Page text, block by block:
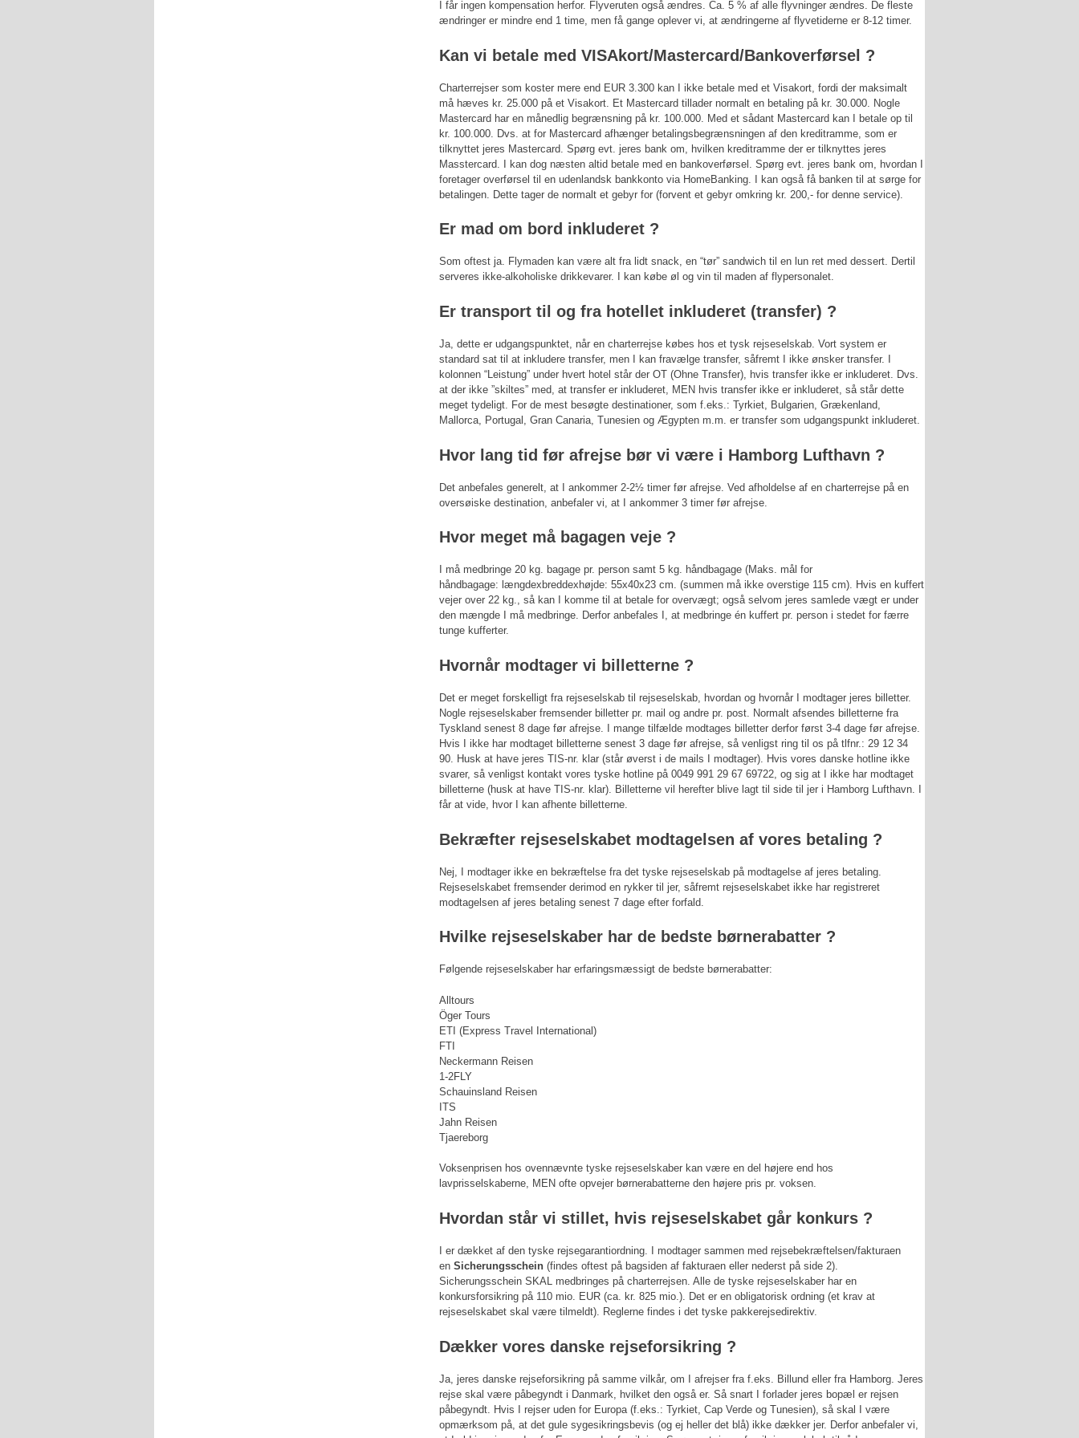
I får ingen kompensation herfor. Flyveruten også ændres. Ca. 5 % af alle flyvninger ændres. De fleste
ændringer er mindre end 1 time, men få gange oplever vi, at ændringerne af flyvetiderne er 8-12 timer.
Kan vi betale med VISAkort/Mastercard/Bankoverførsel ?
Charterrejser som koster mere end EUR 3.300 kan I ikke betale med et Visakort, fordi der maksimalt
må hæves kr. 25.000 på et Visakort. Et Mastercard tillader normalt en betaling på kr. 30.000. Nogle
Mastercard har en månedlig begrænsning på kr. 100.000. Med et sådant Mastercard kan I betale op til
kr. 100.000. Dvs. at for Mastercard afhænger betalingsbegrænsningen af den kreditramme, som er
tilknyttet jeres Mastercard. Spørg evt. jeres bank om, hvilken kreditramme der er tilknyttes jeres
Masstercard. I kan dog næsten altid betale med en bankoverførsel. Spørg evt. jeres bank om, hvordan I
foretager overførsel til en udenlandsk bankkonto via HomeBanking. I kan også få banken til at sørge for
betalingen. Dette tager de normalt et gebyr for (forvent et gebyr omkring kr. 200,- for denne service).
Er mad om bord inkluderet ?
Som oftest ja. Flymaden kan være alt fra lidt snack, en “tør” sandwich til en lun ret med dessert. Dertil
serveres ikke-alkoholiske drikkevarer. I kan købe øl og vin til maden af flypersonalet.
Er transport til og fra hotellet inkluderet (transfer) ?
Ja, dette er udgangspunktet, når en charterrejse købes hos et tysk rejseselskab. Vort system er
standard sat til at inkludere transfer, men I kan fravælge transfer, såfremt I ikke ønsker transfer. I
kolonnen “Leistung” under hvert hotel står der OT (Ohne Transfer), hvis transfer ikke er inkluderet. Dvs.
at der ikke ”skiltes” med, at transfer er inkluderet, MEN hvis transfer ikke er inkluderet, så står dette
meget tydeligt. For de mest besøgte destinationer, som f.eks.: Tyrkiet, Bulgarien, Grækenland,
Mallorca, Portugal, Gran Canaria, Tunesien og Ægypten m.m. er transfer som udgangspunkt inkluderet.
Hvor lang tid før afrejse bør vi være i Hamborg Lufthavn ?
Det anbefales generelt, at I ankommer 2-2½ timer før afrejse. Ved afholdelse af en charterrejse på en
oversøiske destination, anbefaler vi, at I ankommer 3 timer før afrejse.
Hvor meget må bagagen veje ?
I må medbringe 20 kg. bagage pr. person samt 5 kg. håndbagage (Maks. mål for
håndbagage: længdexbreddexhøjde: 55x40x23 cm. (summen må ikke overstige 115 cm). Hvis en kuffert
vejer over 22 kg., så kan I komme til at betale for overvægt; også selvom jeres samlede vægt er under
den mængde I må medbringe. Derfor anbefales I, at medbringe én kuffert pr. person i stedet for færre
tunge kufferter.
Hvornår modtager vi billetterne ?
Det er meget forskelligt fra rejseselskab til rejseselskab, hvordan og hvornår I modtager jeres billetter.
Nogle rejseselskaber fremsender billetter pr. mail og andre pr. post. Normalt afsendes billetterne fra
Tyskland senest 8 dage før afrejse. I mange tilfælde modtages billetter derfor først 3-4 dage før afrejse.
Hvis I ikke har modtaget billetterne senest 3 dage før afrejse, så venligst ring til os på tlfnr.: 29 12 34
90. Husk at have jeres TIS-nr. klar (står øverst i de mails I modtager). Hvis vores danske hotline ikke
svarer, så venligst kontakt vores tyske hotline på 0049 991 29 67 69722, og sig at I ikke har modtaget
billetterne (husk at have TIS-nr. klar). Billetterne vil herefter blive lagt til side til jer i Hamborg Lufthavn. I
får at vide, hvor I kan afhente billetterne.
Bekræfter rejseselskabet modtagelsen af vores betaling ?
Nej, I modtager ikke en bekræftelse fra det tyske rejseselskab på modtagelse af jeres betaling.
Rejseselskabet fremsender derimod en rykker til jer, såfremt rejseselskabet ikke har registreret
modtagelsen af jeres betaling senest 7 dage efter forfald.
Hvilke rejseselskaber har de bedste børnerabatter ?
Følgende rejseselskaber har erfaringsmæssigt de bedste børnerabatter:
Alltours
Öger Tours
ETI (Express Travel International)
FTI
Neckermann Reisen
1-2FLY
Schauinsland Reisen
ITS
Jahn Reisen
Tjaereborg
Voksenprisen hos ovennævnte tyske rejseselskaber kan være en del højere end hos
lavprisselskaberne, MEN ofte opvejer børnerabatterne den højere pris pr. voksen.
Hvordan står vi stillet, hvis rejseselskabet går konkurs ?
I er dækket af den tyske rejsegarantiordning. I modtager sammen med rejsebekræftelsen/fakturaen
enSicherungsschein(findes oftest på bagsiden af fakturaen eller nederst på side 2).
Sicherungsschein SKAL medbringes på charterrejsen. Alle de tyske rejseselskaber har en
konkursforsikring på 110 mio. EUR (ca. kr. 825 mio.). Det er en obligatorisk ordning (et krav at
rejseselskabet skal være tilmeldt). Reglerne findes i det tyske pakkerejsedirektiv.
Dækker vores danske rejseforsikring ?
Ja, jeres danske rejseforsikring på samme vilkår, om I afrejser fra f.eks. Billund eller fra Hamborg. Jeres
rejse skal være påbegyndt i Danmark, hvilket den også er. Så snart I forlader jeres bopæl er rejsen
påbegyndt. Hvis I rejser uden for Europa (f.eks.: Tyrkiet, Cap Verde og Tunesien), så skal I være
opmærksom på, at det gule sygesikringsbevis (og ej heller det blå) ikke dækker jer. Derfor anbefaler vi,